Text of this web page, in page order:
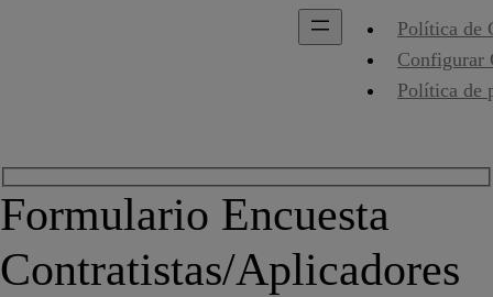
Política de
Configurar
Política de
Formulario Encuesta
Contratistas/Aplicadores